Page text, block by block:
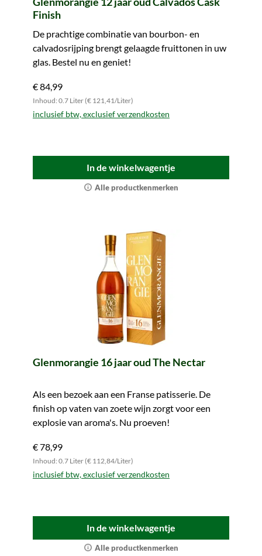
Finish
De prachtige combinatie van bourbon- en
calvadosrijping brengt gelaagde fruittonen in uw
glas. Bestel nu en geniet!
€ 84,99
Inhoud: 0.7 Liter (€ 121,41/Liter)
inclusief btw, exclusief verzendkosten
In de winkelwagentje
Alle productkenmerken
Glenmorangie 16 jaar oud The Nectar
Als een bezoek aan een Franse patisserie. De
finish op vaten van zoete wijn zorgt voor een
explosie van aroma's. Nu proeven!
€ 78,99
Inhoud: 0.7 Liter (€ 112,84/Liter)
inclusief btw, exclusief verzendkosten
In de winkelwagentje
Alle productkenmerken